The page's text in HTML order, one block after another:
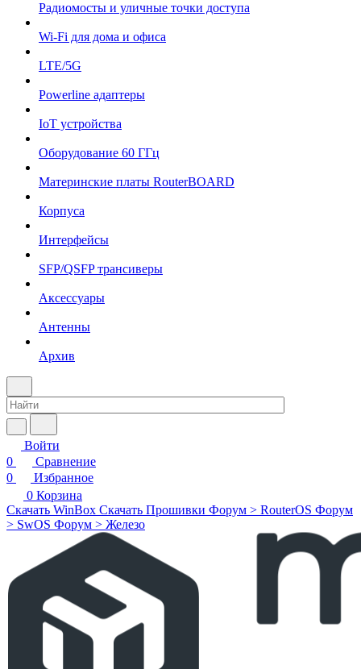
Радиомосты и уличные точки доступа
Wi-Fi для дома и офиса
LTE/5G
Powerline адаптеры
IoT устройства
Оборудование 60 ГГц
Материнские платы RouterBOARD
Корпуса
Интерфейсы
SFP/QSFP трансиверы
Аксессуары
Антенны
Архив
Войти
0
Сравнение
0
Избранное
0 Корзина
Скачать WinBox Скачать Прошивки Форум > RouterOS Форум
> SwOS Форум > Железо